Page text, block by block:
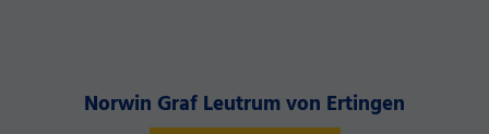
Norwin Graf Leutrum von Ertingen